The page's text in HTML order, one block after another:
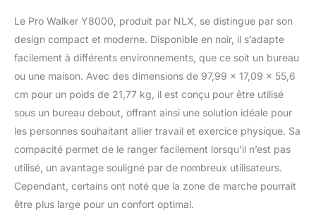
Le Pro Walker Y8000, produit par NLX, se distingue par son
design compact et moderne. Disponible en noir, il s’adapte
facilement à différents environnements, que ce soit un bureau
ou une maison. Avec des dimensions de 97,99 x 17,09 x 55,6
cm pour un poids de 21,77 kg, il est conçu pour être utilisé
sous un bureau debout, offrant ainsi une solution idéale pour
les personnes souhaitant allier travail et exercice physique. Sa
compacité permet de le ranger facilement lorsqu’il n’est pas
utilisé, un avantage souligné par de nombreux utilisateurs.
Cependant, certains ont noté que la zone de marche pourrait
être plus large pour un confort optimal.